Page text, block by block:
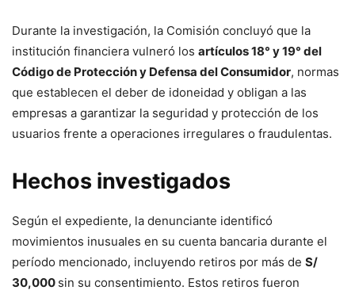
Durante la investigación, la Comisión concluyó que la
institución financiera vulneró los artículos 18° y 19° del
Código de Protección y Defensa del Consumidor, normas
que establecen el deber de idoneidad y obligan a las
empresas a garantizar la seguridad y protección de los
usuarios frente a operaciones irregulares o fraudulentas.
Hechos investigados
Según el expediente, la denunciante identificó
movimientos inusuales en su cuenta bancaria durante el
período mencionado, incluyendo retiros por más de S/
30,000 sin su consentimiento. Estos retiros fueron